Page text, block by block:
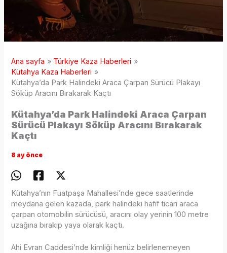
Ana sayfa
Türkiye Kaza Haberleri
Kütahya Kaza Haberleri
Kütahya’da Park Halindeki Araca Çarpan Sürücü Plakayı
Söküp Aracını Bırakarak Kaçtı
Kütahya’da Park Halindeki Araca Çarpan
Sürücü Plakayı Söküp Aracını Bırakarak
Kaçtı
8 ay önce
Kütahya’nın Fuatpaşa Mahallesi’nde gece saatlerinde
meydana gelen kazada, park halindeki hafif ticari araca
çarpan otomobilin sürücüsü, aracını olay yerinin 100 metre
uzağına bırakıp yaya olarak kaçtı.
Ahi Evran Caddesi’nde kimliği henüz belirlenemeyen